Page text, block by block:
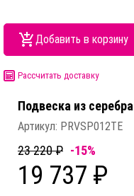
Добавить в корзину
Рассчитать доставку
Подвеска из серебра
Артикул: PRVSP012TE
23 220 ₽ -15%
19 737 ₽